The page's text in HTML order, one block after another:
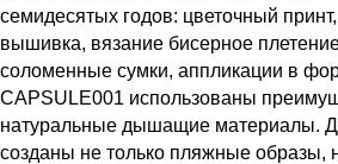
семидесятых годов: цветочный
вышивка, вязание бисерное
соломенные сумки, аппликации в
CAPSULE001 использованы
натуральные дышащие материалы.
созданы не только пляжные образы,